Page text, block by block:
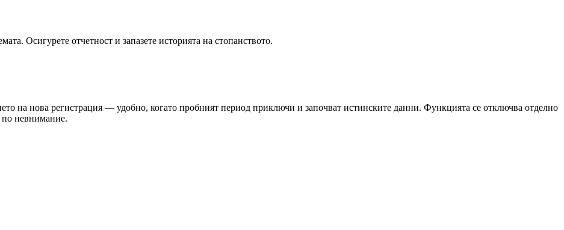
Осигурете отчетност и запазете историята на стопанството.
на нова регистрация — удобно, когато пробният период приключи и започват истинските данни. Функцията се отключва отделно
по невнимание.